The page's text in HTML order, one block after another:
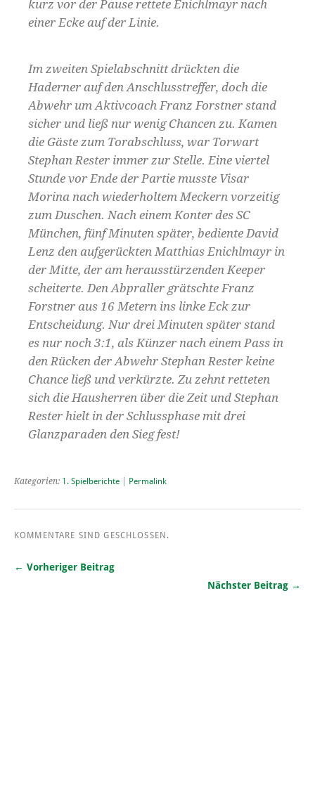
kurz vor der Pause rettete Enichlmayr nach
einer Ecke auf der Linie.
Im zweiten Spielabschnitt drückten die
Haderner auf den Anschlusstreffer, doch die
Abwehr um Aktivcoach Franz Forstner stand
sicher und ließ nur wenig Chancen zu. Kamen
die Gäste zum Torabschluss, war Torwart
Stephan Rester immer zur Stelle. Eine viertel
Stunde vor Ende der Partie musste Visar
Morina nach wiederholtem Meckern vorzeitig
zum Duschen. Nach einem Konter des SC
München, fünf Minuten später, bediente David
Lenz den aufgerückten Matthias Enichlmayr in
der Mitte, der am herausstürzenden Keeper
scheiterte. Den Abpraller grätschte Franz
Forstner aus 16 Metern ins linke Eck zur
Entscheidung. Nur drei Minuten später stand
es nur noch 3:1, als Künzer nach einem Pass in
den Rücken der Abwehr Stephan Rester keine
Chance ließ und verkürzte. Zu zehnt retteten
sich die Hausherren über die Zeit und Stephan
Rester hielt in der Schlussphase mit drei
Glanzparaden den Sieg fest!
Kategorien: 1. Spielberichte Permalink
KOMMENTARE SIND GESCHLOSSEN.
← Vorheriger Beitrag
Nächster Beitrag →